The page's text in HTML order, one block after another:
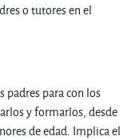
o tutores en el
padres para con los
y formarlos, desde
de edad. Implica el